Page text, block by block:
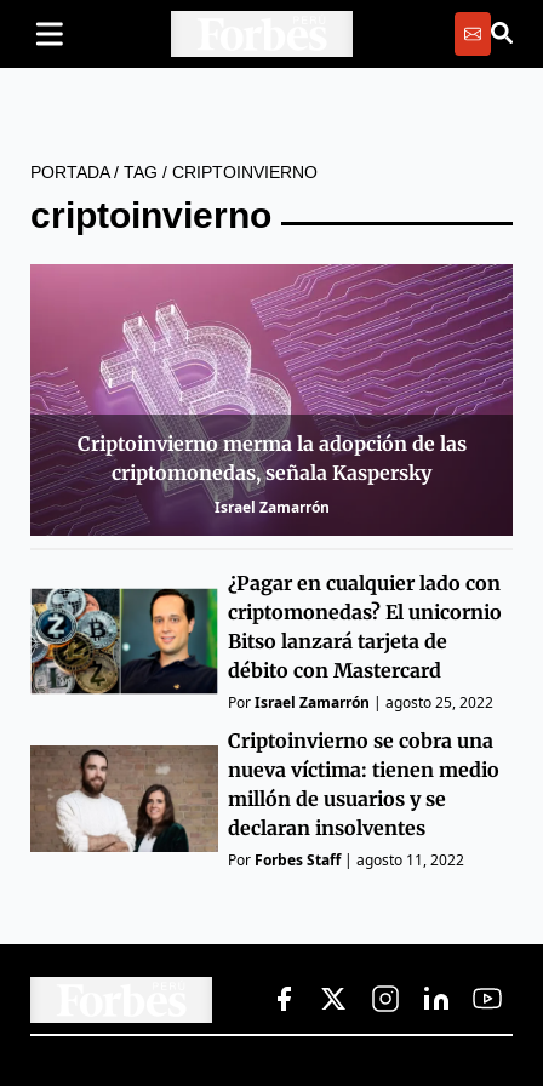
PORTADA/ TAG / CRIPTOINVIERNO
criptoinvierno
Criptoinvierno merma la adopción de las
criptomonedas, señala Kaspersky
Israel Zamarrón
¿Pagar en cualquier lado con
criptomonedas? El unicornio
Bitso lanzará tarjeta de
débito con Mastercard
PorIsrael Zamarrón |agosto 25, 2022
Criptoinvierno se cobra una
nueva víctima: tienen medio
millón de usuarios y se
declaran insolventes
Por Forbes Staff|agosto 11, 2022